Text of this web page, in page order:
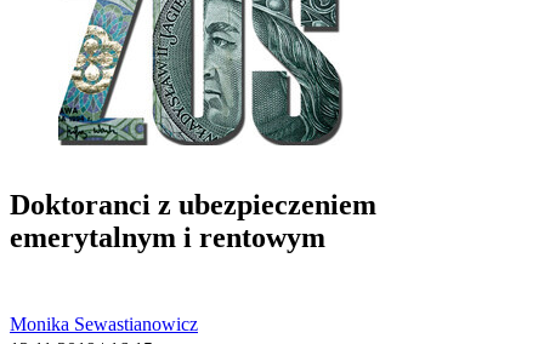
Doktoranci z ubezpieczeniem
emerytalnym i rentowym
Monika Sewastianowicz